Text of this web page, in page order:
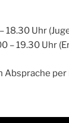
18.30 Uhr
– 19.30 Uhr
Absprache per